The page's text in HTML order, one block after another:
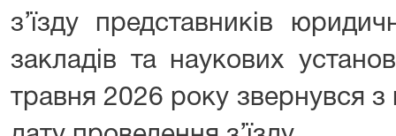
з’їзду представників
закладів та наукових
травня 2026 року звернувся